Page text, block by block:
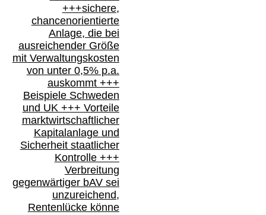
+++sichere,
chancenorientierte
Anlage, die bei
ausreichender Größe
mit Verwaltungskosten
von unter 0,5% p.a.
auskommt +++
Beispiele Schweden
und UK +++ Vorteile
marktwirtschaftlicher
Kapitalanlage und
Sicherheit staatlicher
Kontrolle +++
Verbreitung
gegenwärtiger bAVsei
unzureichend,
Rentenlücke könne